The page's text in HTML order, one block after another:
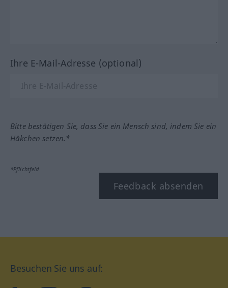
Ihre E-Mail-Adresse (optional)
Bitte bestätigen Sie, dass Sie ein Mensch sind, indem Sie ein
Häkchen setzen.*
*Pflichtfeld
Feedback absenden
Besuchen Sie uns auf: